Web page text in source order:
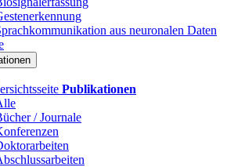
aus neuronalen Daten
Publikationen
/ Journale